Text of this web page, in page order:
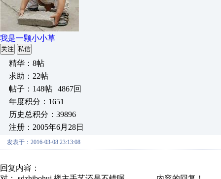
我是一颗小小草
关注 私信
精华：8帖
求助：22帖
帖子：148帖 | 4867回
年度积分：1651
历史总积分：39896
注册：2005年6月28日
发表于：2016-03-08 23:13:08
回复内容：